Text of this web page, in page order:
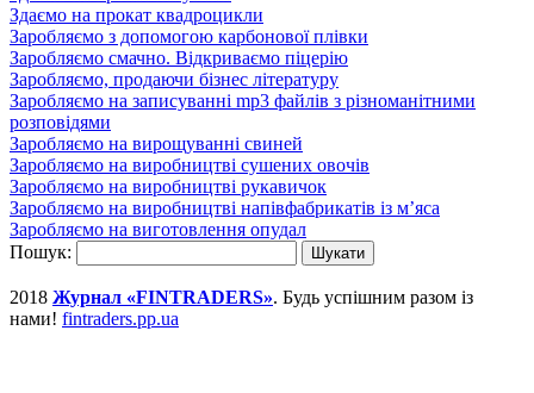
Здаємо на прокат квадроцикли
Заробляємо з допомогою карбонової плівки
Заробляємо смачно. Відкриваємо піцерію
Заробляємо, продаючи бізнес літературу
Заробляємо на записуванні mp3 файлів з різноманітними
розповідями
Заробляємо на вирощуванні свиней
Заробляємо на виробництві сушених овочів
Заробляємо на виробництві рукавичок
Заробляємо на виробництві напівфабрикатів із м’яса
Заробляємо на виготовлення опудал
Пошук:
2018 Журнал «FINTRADERS». Будь успішним разом із
нами! fintraders.pp.ua